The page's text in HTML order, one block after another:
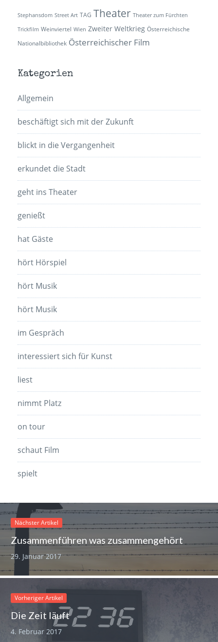
Stephansdom Street Art TAG Theater Theater zum Fürchten
Trickfilm Weinviertel Wien Zweiter Weltkrieg Österreichische
Nationalbibliothek Österreichischer Film
Kategorien
Allgemein
beschäftigt sich mit der Zukunft
blickt in die Vergangenheit
erkundet die Stadt
geht ins Theater
genießt
hat Gäste
hört Hörspiel
hört Musik
hört Musik
im Gespräch
interessiert sich für Kunst
liest
nimmt Platz
on tour
schaut Film
spielt
Nächster Artikel
Zusammenführen was zusammengehört
29. Januar 2017
Vorheriger Artikel
Die Zeit läuft
4. Februar 2017